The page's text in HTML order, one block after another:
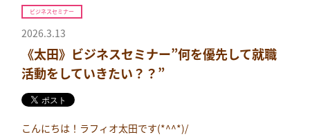
ビジネスセミナー
2026.3.13
《太田》ビジネスセミナー”何を優先して就職
活動をしていきたい？？”
こんにちは！ラフィオ太田です(*^^*)/